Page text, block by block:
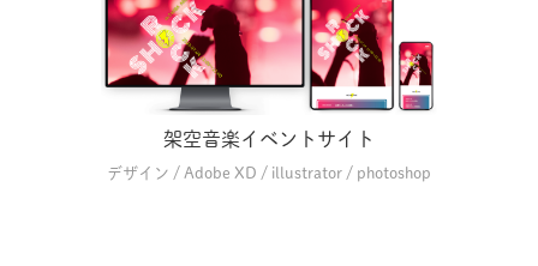
架空音楽イベントサイト
デザイン / Adobe XD / illustrator / photoshop